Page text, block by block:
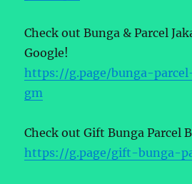
Check out Bunga & Parcel
Google!
https://g.page/bunga-
gm
Check out Gift Bunga Parcel
https://g.page/gift-bunga-